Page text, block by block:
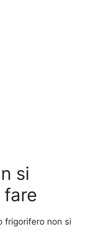
si
fare
frigorifero non si